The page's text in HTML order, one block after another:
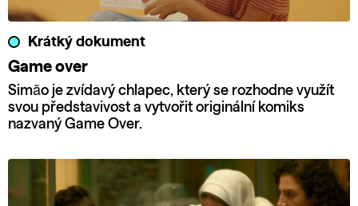
Krátký dokument
Game over
Simão je zvídavý chlapec, který se rozhodne využít
svou představivost a vytvořit originální komiks
nazvaný Game Over.